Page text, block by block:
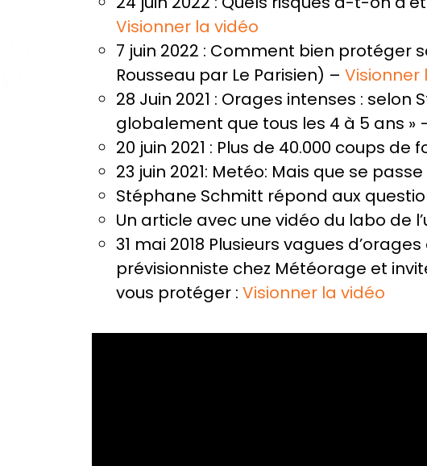
Visionner la vidéo
7 juin 2022 : Comment bien protéger
Rousseau par Le Parisien) – Visionner
28 Juin 2021 : Orages intenses :
globalement que tous les 4 à 5 ans »
20 juin 2021 : Plus de 40.000 coups
23 juin 2021: Metéo: Mais que se
Stéphane Schmitt répond aux
Un article avec une vidéo du labo de
31 mai 2018 Plusieurs vagues
prévisionniste chez Météorage et
vous protéger : Visionner la vidéo